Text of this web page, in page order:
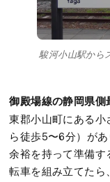
駿河小山駅から
御殿場線の静岡県側
東郡小山町にある小
ら徒歩5〜6分）が
余裕を持って準備す
転車を組み立てた